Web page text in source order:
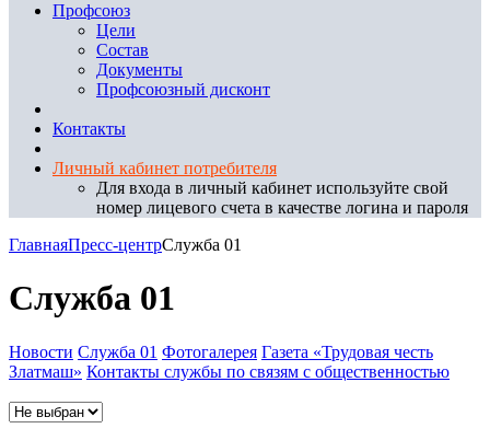
Профсоюз
Цели
Состав
Документы
Профсоюзный дисконт
Контакты
Личный кабинет потребителя
Для входа в личный кабинет используйте свой
номер лицевого счета в качестве логина и пароля
ГлавнаяПресс-центрСлужба 01
Служба 01
Новости Служба 01 Фотогалерея Газета «Трудовая честь
Златмаш» Контакты службы по связям с общественностью